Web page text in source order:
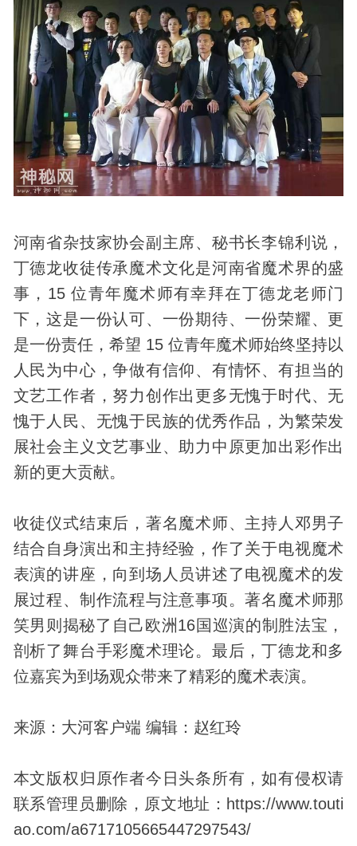
河南省杂技家协会副主席、秘书长李锦利说，
丁德龙收徒传承魔术文化是河南省魔术界的盛
事，15 位青年魔术师有幸拜在丁德龙老师门
下，这是一份认可、一份期待、一份荣耀、更
是一份责任，希望 15 位青年魔术师始终坚持以
人民为中心，争做有信仰、有情怀、有担当的
文艺工作者，努力创作出更多无愧于时代、无
愧于人民、无愧于民族的优秀作品，为繁荣发
展社会主义文艺事业、助力中原更加出彩作出
新的更大贡献。
收徒仪式结束后，著名魔术师、主持人邓男子
结合自身演出和主持经验，作了关于电视魔术
表演的讲座，向到场人员讲述了电视魔术的发
展过程、制作流程与注意事项。著名魔术师那
笑男则揭秘了自己欧洲16国巡演的制胜法宝，
剖析了舞台手彩魔术理论。最后，丁德龙和多
位嘉宾为到场观众带来了精彩的魔术表演。
来源：大河客户端 编辑：赵红玲
本文版权归原作者今日头条所有，如有侵权请
联系管理员删除，原文地址：https://www.touti
ao.com/a6717105665447297543/